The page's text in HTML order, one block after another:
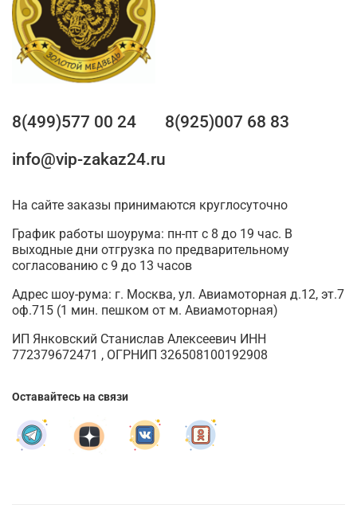
8(499)577 00 24
8(925)007 68 83
info@vip-zakaz24.ru
На сайте заказы принимаются круглосуточно
График работы шоурума: пн-пт с 8 до 19 час. В
выходные дни отгрузка по предварительному
согласованию с 9 до 13 часов
Адрес шоу-рума: г. Москва, ул. Авиамоторная д.12, эт.7
оф.715 (1 мин. пешком от м. Авиамоторная)
ИП Янковский Станислав Алексеевич ИНН
772379672471 , ОГРНИП 326508100192908
Оставайтесь на связи